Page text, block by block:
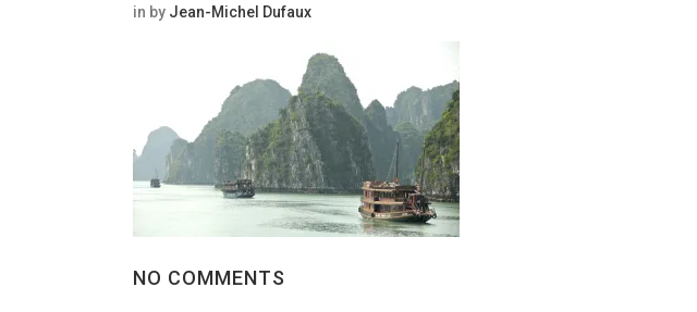
in by Jean-Michel Dufaux
NO COMMENTS